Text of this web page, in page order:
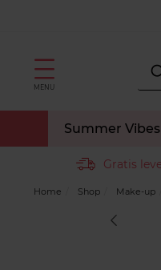
MENU
Summer Vibes
Gratis
Home Shop Make-up